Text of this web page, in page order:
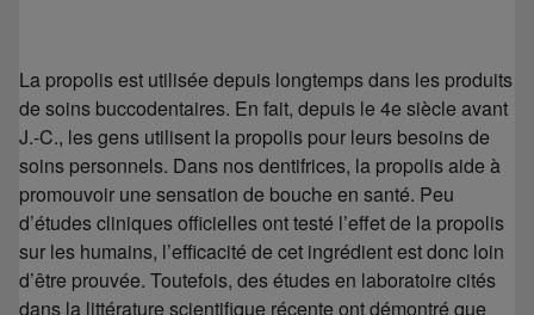
La propolis est utilisée depuis longtemps dans les produits
de soins buccodentaires. En fait, depuis le 4e siècle avant
J.-C., les gens utilisent la propolis pour leurs besoins de
soins personnels. Dans nos dentifrices, la propolis aide à
promouvoir une sensation de bouche en santé. Peu
d’études cliniques officielles ont testé l’effet de la propolis
sur les humains, l’efficacité de cet ingrédient est donc loin
d’être prouvée. Toutefois, des études en laboratoire cités
dans la littérature scientifique récente ont démontré que